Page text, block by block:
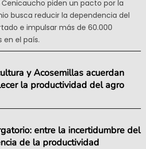
piden un pacto por la
busca reducir la dependencia del
e impulsar más de 60.000
en el país.
y Acosemillas acuerdan
la productividad del agro
entre la incertidumbre del
de la productividad